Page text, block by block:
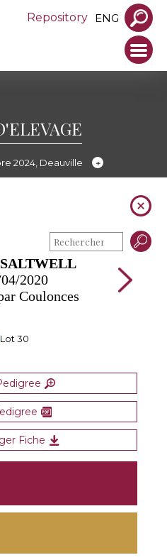
Repository ENG
2024, Deauville
2020
Coulonces
Fiche